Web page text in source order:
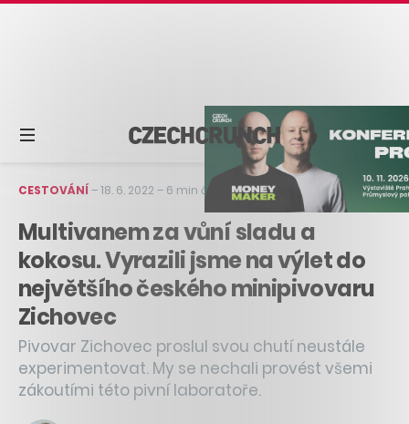
CESTOVÁNÍ–18. 6. 2022 – 6 min čtení
Multivanem za vůní sladu a
kokosu. Vyrazili jsme na výlet do
největšího českého minipivovaru
Zichovec
Pivovar Zichovec proslul svou chutí neustále
experimentovat. My se nechali provést všemi
zákoutími této pivní laboratoře.